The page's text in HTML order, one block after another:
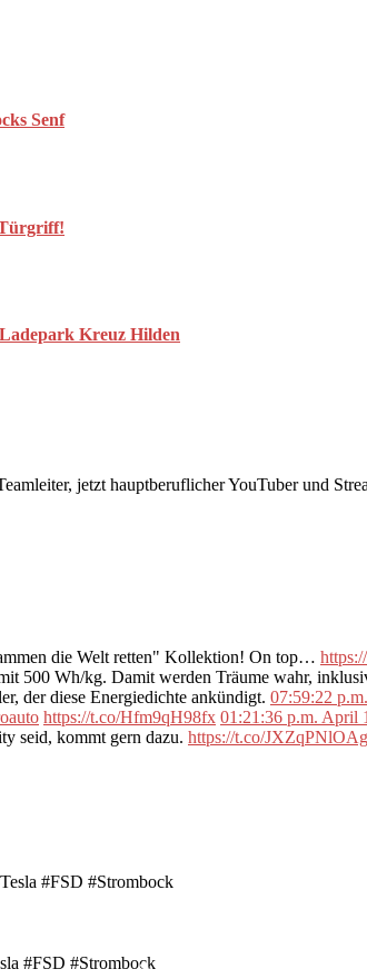
Senf
Kreuz Hilden
jetzt hauptberuflicher YouTuber und
die Welt retten" Kollektion! On top…
500 Wh/kg. Damit werden Träume wahr,
der diese Energiedichte ankündigt. 07:59:22
https://t.co/Hfm9qH98fx 01:21:36 p.m. April
seid, kommt gern dazu. https://t.co/JXZqPNlOAg
#FSD #Strombock